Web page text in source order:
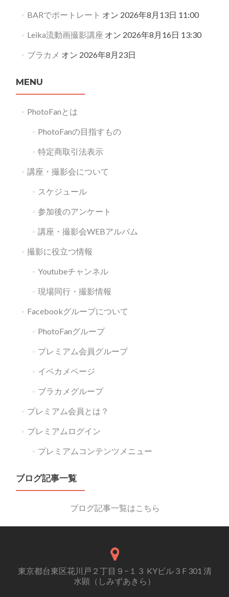
BARでポートレート オン 2026年8月13日 11:00
Leika流動画撮影講座 オン 2026年8月16日 13:30
ブラカメ オン 2026年8月23日
MENU
PhotoFanとは
PhotoFanの目指すもの
特定商取引法表示
講座・撮影会について
スケジュール
参加後のアンケート
講座・撮影会WEBアルバム
撮影に役立つ情報
Youtubeチャンネル
現場同行・撮影情報
Facebookグループについて
PhotoFanグループ
プレミアム会員グループ
イベカメページ
ブラカメグループ
プレミアム会員とは？
プレミアムログイン
プレミアムコンテンツメニュー
ブログ記事一覧
ブログ記事一覧はこちら
東京都台東区花川戸２丁目９−１３ KYビル３F 301 清
水顕（しみずあきら）